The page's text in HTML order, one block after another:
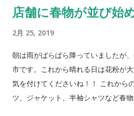
店舗に春物が並び始
2月 25, 2019
朝は雨がぱらぱら降っていましたが
市です。これから晴れる日は花粉が大
気を付けてくださいね！！ これから
ツ、ジャケット、半袖シャツなど春物